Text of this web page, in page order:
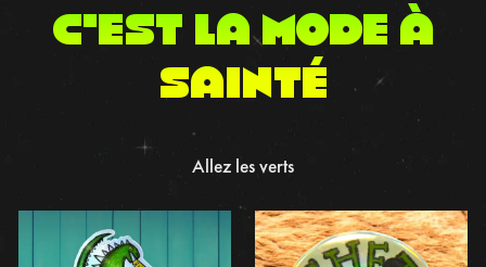
C’est la mode à
sainté
Allez les verts